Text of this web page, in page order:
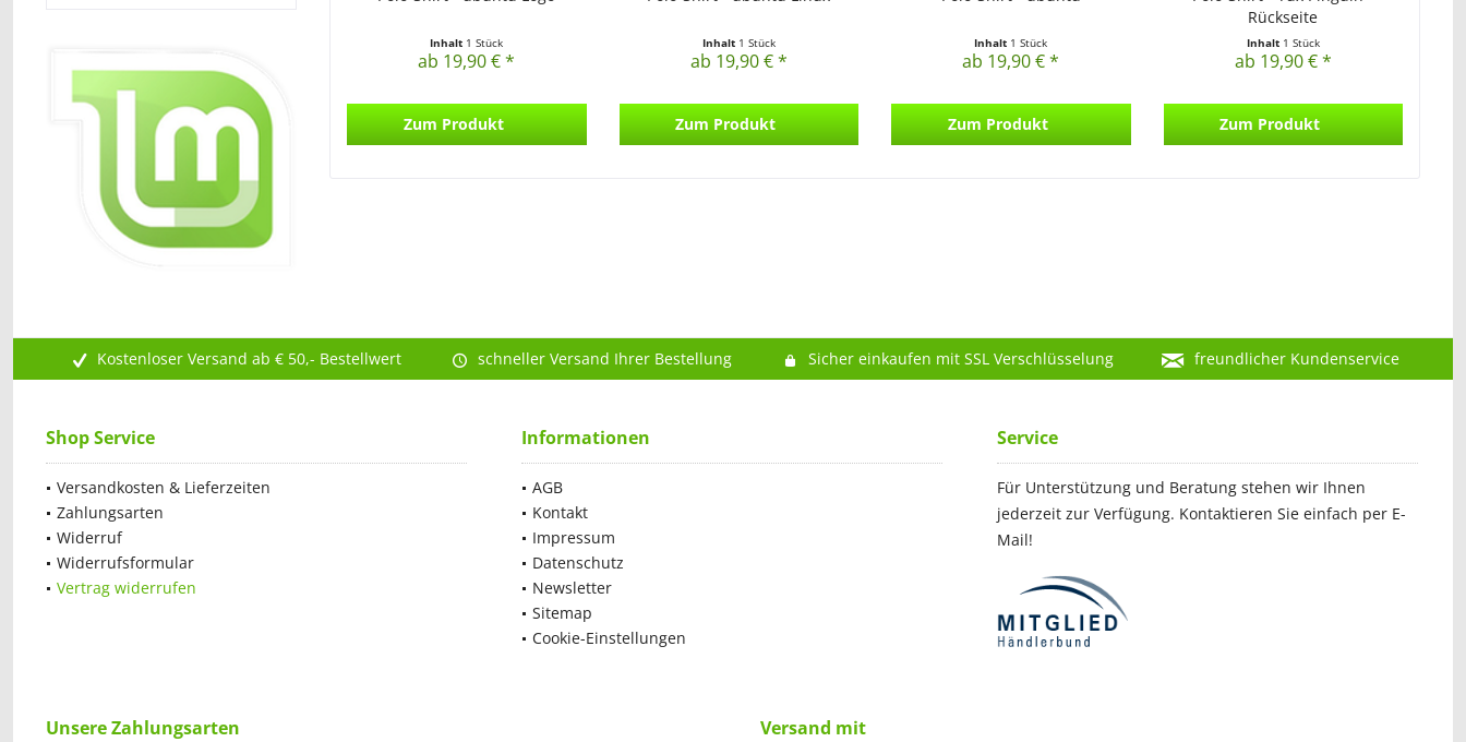
Inhalt 1 Stück
ab 19,90 € *
Zum Produkt
Inhalt 1 Stück
ab 19,90 € *
Zum Produkt
Inhalt 1 Stück
ab 19,90 € *
Zum Produkt
Rückseite
Inhalt 1 Stück
ab 19,90 € *
Zum Produkt
Kostenloser Versand ab € 50,- Bestellwert schneller Versand Ihrer Bestellung Sicher einkaufen mit SSL Verschlüsselung freundlicher Kundenservice
Shop Service
Versandkosten & Lieferzeiten
Zahlungsarten
Widerruf
Widerrufsformular
Vertrag widerrufen
Informationen
AGB
Kontakt
Impressum
Datenschutz
Newsletter
Sitemap
Cookie-Einstellungen
Service
Für Unterstützung und Beratung stehen wir Ihnen
jederzeit zur Verfügung. Kontaktieren Sie einfach per E-
Mail!
Unsere Zahlungsarten Versand mit